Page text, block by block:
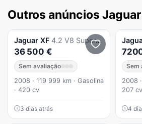
Outros anúncios Jaguar
Jaguar XF 4.2 V8 Supercharged SV8 - 420 cv
36 500 €
Sem avaliação
2008 · 119 999 km · Gasolina
· 420 cv
3 dias atrás
Sem
2008
207 cv
4